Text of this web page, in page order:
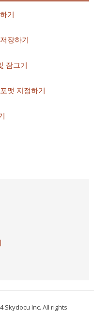
기
장하기
잠그기
맷 지정하기
Skydocu Inc. All rights